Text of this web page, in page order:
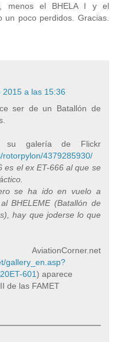
menos el BHELA I y el
un poco perdidos. Gracias.
2015 a las 15:36
ser de un Batallón de
su galería de Flickr
rotorpylon/4379285930/
es el ex ET-666 al que se
se ha ido en vuelo a
BHELEME (Batallón de
hay que joderse lo que
gallery_en.asp?
601) aparece
de las FAMET